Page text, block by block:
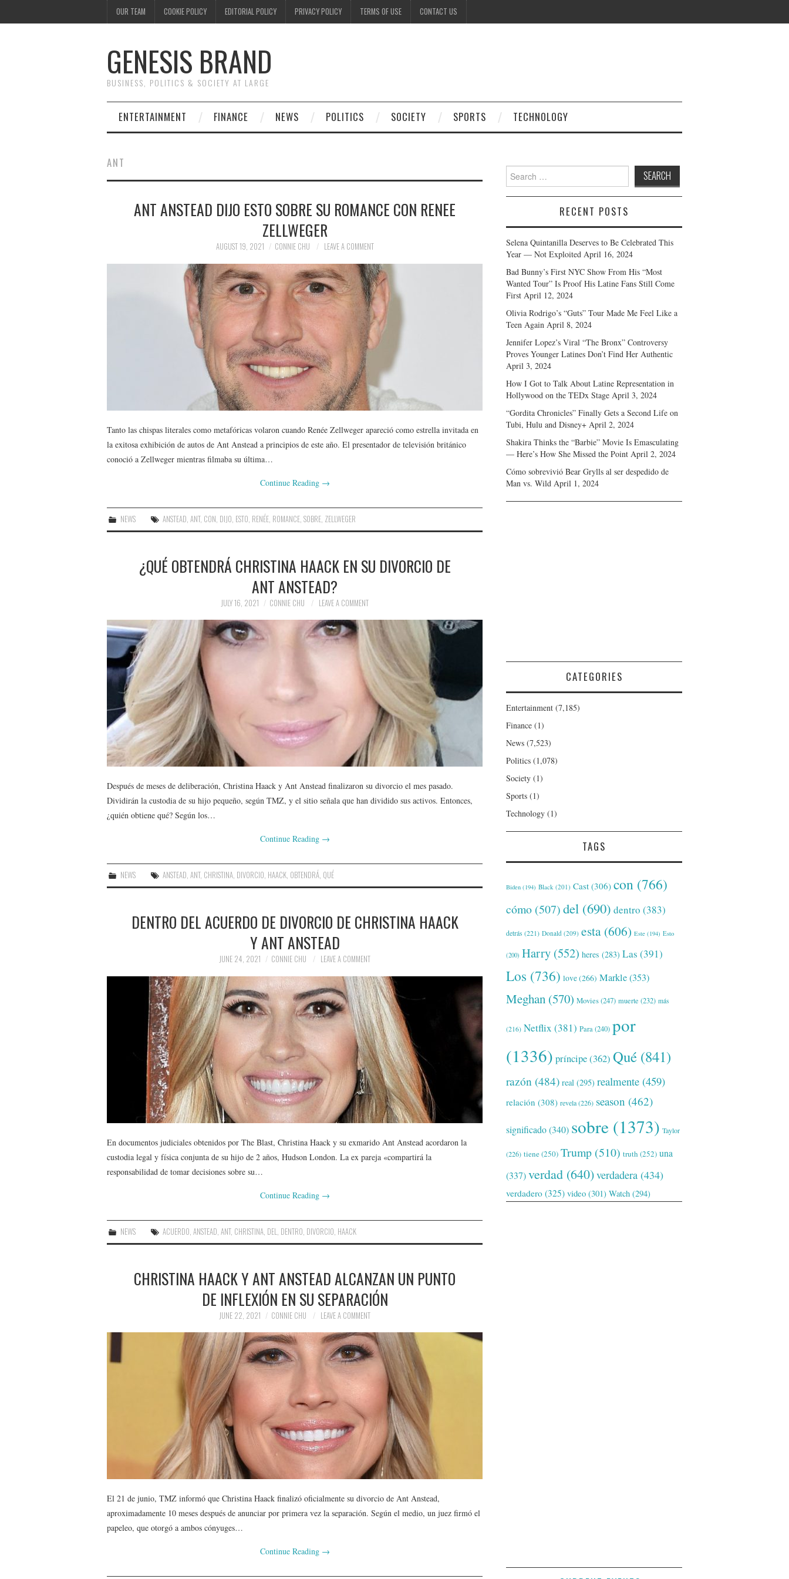
OUR TEAM COOKIE POLICY EDITORIAL POLICY PRIVACY POLICY TERMS OF USE CONTACT US
GENESIS BRAND
BUSINESS, POLITICS & SOCIETY AT LARGE
ENTERTAINMENT FINANCE NEWS POLITICS SOCIETY SPORTS TECHNOLOGY
ANT
ANT ANSTEAD DIJO ESTO SOBRE SU ROMANCE CON RENEE
ZELLWEGER
AUGUST 19, 2021 CONNIE CHU LEAVE A COMMENT
Tanto las chispas literales como metafóricas volaron cuando Renée Zellweger apareció como estrella invitada en
la exitosa exhibición de autos de Ant Anstead a principios de este año. El presentador de televisión británico
conoció a Zellweger mientras filmaba su última…
Continue Reading →
NEWS ANSTEAD ,ANT, CON DIJO ESTO RENÉE ROMANCE ,SOBRE ZELLWEGER
¿QUÉ OBTENDRÁ CHRISTINA HAACK EN SU DIVORCIO DE
ANT ANSTEAD?
JULY 16, 2021 CONNIE CHU LEAVE A COMMENT
Después de meses de deliberación, Christina Haack y Ant Anstead finalizaron su divorcio el mes pasado.
Dividirán la custodia de su hijo pequeño, según TMZ, y el sitio señala que han dividido sus activos. Entonces,
¿quién obtiene qué? Según los…
Continue Reading →
NEWS ANSTEAD,ANT, CHRISTINA, DIVORCIO, HAACK, OBTENDRÁ, QUÉ
DENTRO DEL ACUERDO DE DIVORCIO DE CHRISTINA HAACK
Y ANT ANSTEAD
JUNE 24, 2021 CONNIE CHU LEAVE A COMMENT
En documentos judiciales obtenidos por The Blast, Christina Haack y su exmarido Ant Anstead acordaron la
custodia legal y física conjunta de su hijo de 2 años, Hudson London. La ex pareja «compartirá la
responsabilidad de tomar decisiones sobre su…
Continue Reading →
NEWS ACUERDO ,ANSTEAD ,ANT, CHRISTINA DEL DENTRO DIVORCIO HAACK
CHRISTINA HAACK Y ANT ANSTEAD ALCANZAN UN PUNTO
DE INFLEXIÓN EN SU SEPARACIÓN
JUNE 22, 2021 CONNIE CHU LEAVE A COMMENT
El 21 de junio, TMZ informó que Christina Haack finalizó oficialmente su divorcio de Ant Anstead,
aproximadamente 10 meses después de anunciar por primera vez la separación. Según el medio, un juez firmó el
papeleo, que otorgó a ambos cónyuges…
Continue Reading →
Search
for:
RECENT POSTS
Selena Quintanilla Deserves to Be Celebrated This
Year — Not Exploited April 16, 2024
Bad Bunny’s First NYC Show From His “Most
Wanted Tour” Is Proof His Latine Fans Still Come
First April 12, 2024
Olivia Rodrigo’s “Guts” Tour Made Me Feel Like a
Teen Again April 8, 2024
Jennifer Lopez’s Viral “The Bronx” Controversy
Proves Younger Latines Don’t Find Her Authentic
April 3, 2024
How I Got to Talk About Latine Representation in
Hollywood on the TEDx Stage April 3, 2024
“Gordita Chronicles” Finally Gets a Second Life on
Tubi, Hulu and Disney+ April 2, 2024
Shakira Thinks the “Barbie” Movie Is Emasculating
— Here’s How She Missed the Point April 2, 2024
Cómo sobrevivió Bear Grylls al ser despedido de
Man vs. Wild April 1, 2024
CATEGORIES
Entertainment (7,185)
Finance (1)
News (7,523)
Politics (1,078)
Society (1)
Sports (1)
Technology (1)
TAGS
Biden (194) Black (201) Cast (306) con (766)
cómo (507)del (690) dentro (383)
detrás (221) Donald (209) esta (606) Este (194) Esto
(200) Harry (552) heres (283) Las (391)
Los (736) love(266) Markle(353)
Meghan (570) Movies(247) muerte (232) más
(216) Netflix (381) Para(240) por
(1336) príncipe(362) Qué (841)
razón (484) real (295) realmente (459)
relación (308) revela(226) season (462)
significado(340) sobre (1373) Taylor
(226) tiene(250) Trump (510) truth (252) una
(337)verdad (640)verdadera (434)
verdadero (325) video (301) Watch (294)